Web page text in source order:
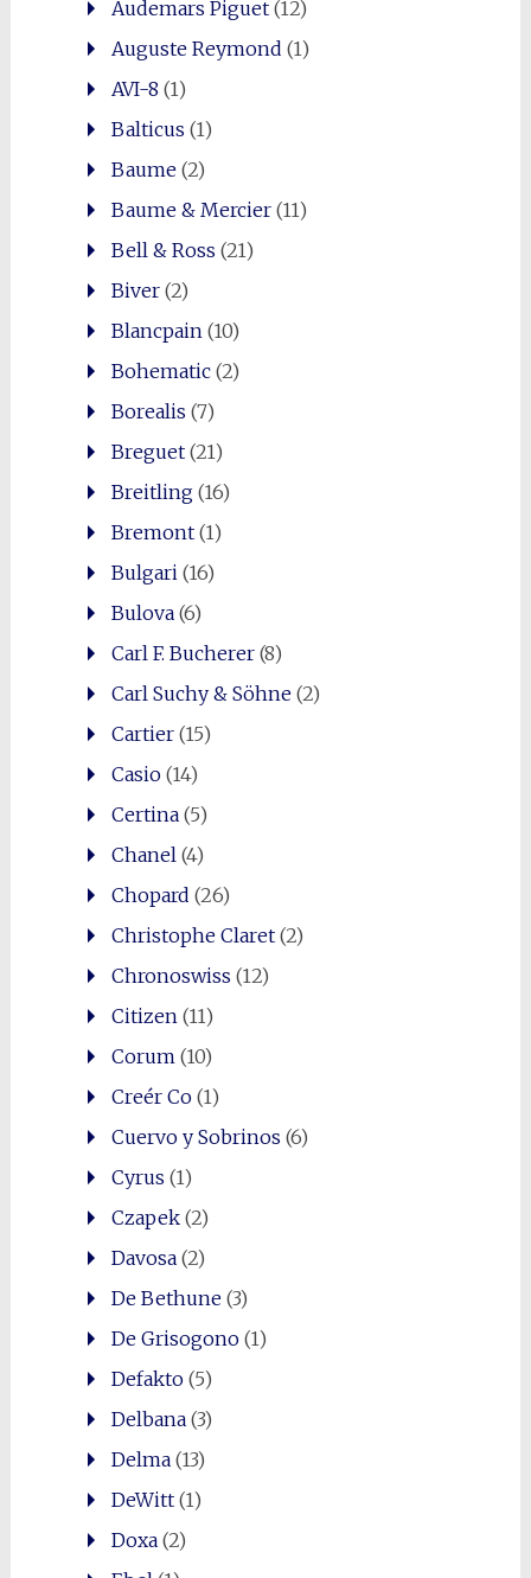
Audemars Piguet(12)
Auguste Reymond (1)
AVI-8 (1)
Balticus (1)
Baume(2)
Baume & Mercier(11)
Bell & Ross (21)
Biver(2)
Blancpain (10)
Bohematic(2)
Borealis (7)
Breguet(21)
Breitling(16)
Bremont(1)
Bulgari (16)
Bulova(6)
Carl F. Bucherer(8)
Carl Suchy & Söhne(2)
Cartier(15)
Casio(14)
Certina(5)
Chanel (4)
Chopard (26)
Christophe Claret(2)
Chronoswiss (12)
Citizen (11)
Corum (10)
Creér Co(1)
Cuervo y Sobrinos (6)
Cyrus (1)
Czapek(2)
Davosa(2)
De Bethune(3)
De Grisogono(1)
Defakto(5)
Delbana(3)
Delma(13)
DeWitt(1)
Doxa(2)